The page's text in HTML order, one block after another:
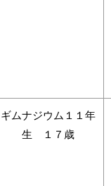
ギムナジウム１１年
生 １７歳